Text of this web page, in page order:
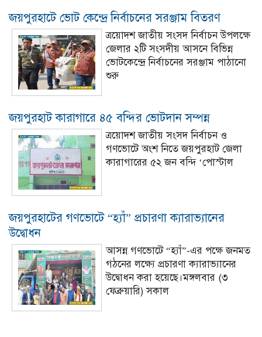
জয়পুরহাটে ভোট কেন্দ্রে নির্বাচনের সরঞ্জাম বিতরণ
ত্রয়োদশ জাতীয় সংসদ নির্বাচন উপলক্ষে
জেলার ২টি সংসদীয় আসনে বিভিন্ন
ভোটকেন্দ্রে নির্বাচনের সরঞ্জাম পাঠানো
শুরু
জয়পুরহাট কারাগারে ৪৫ বন্দির ভোটদান সম্পন্ন
ত্রয়োদশ জাতীয় সংসদ নির্বাচন ও
গণভোটে অংশ নিতে জয়পুরহাট জেলা
কারাগারের ৫২ জন বন্দি ‘পোস্টাল
জয়পুরহাটের গণভোটে “হ্যাঁ” প্রচারণা ক্যারাভ্যানের
উদ্বোধন
আসন্ন গণভোটে “হ্যাঁ”-এর পক্ষে জনমত
গঠনের লক্ষ্যে প্রচারণা ক্যারাভ্যানের
উদ্বোধন করা হয়েছে।মঙ্গলবার (৩
ফেব্রুয়ারি) সকাল